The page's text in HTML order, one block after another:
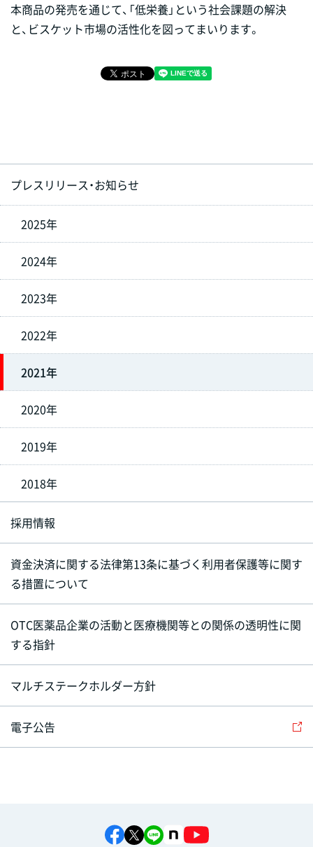
本商品の発売を通じて、「低栄養」という社会課題の解決
と、ビスケット市場の活性化を図ってまいります。
プレスリリース・お知らせ
2025年
2024年
2023年
2022年
2021年
2020年
2019年
2018年
採用情報
資金決済に関する法律第13条に基づく利用者保護等に関す
る措置について
OTC医薬品企業の活動と医療機関等との関係の透明性に関
する指針
マルチステークホルダー方針
電子公告